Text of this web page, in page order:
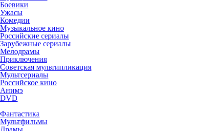
Боевики
Ужасы
Комедии
Музыкальное кино
Российские сериалы
Зарубежные сериалы
Мелодрамы
Приключения
Советская мультипликация
Мультсериалы
Российское кино
Анимэ
DVD
Фантастика
Мультфильмы
Драмы